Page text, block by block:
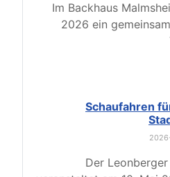
Im Backhaus
2026 ein
Schaufahren
Der